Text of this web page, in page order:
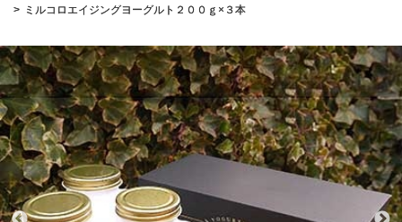
ミルコロエイジングヨーグルト２００ｇ×３本